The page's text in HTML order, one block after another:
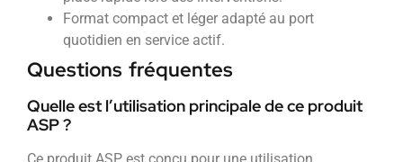
Format compact et léger adapté au port
quotidien en service actif.
Questions fréquentes
Quelle est l’utilisation principale de ce produit
ASP ?